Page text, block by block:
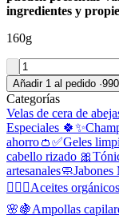
ingredientes y
160g
Añadir 1 al pedido ·
Categorías
Velas de cera de
Especiales 🍀✨
ahorro👛✅Geles
cabello rizado 🎀
artesanales🧼Jabones
🧖🏻‍♀️Aceites
🌸🍇Ampollas